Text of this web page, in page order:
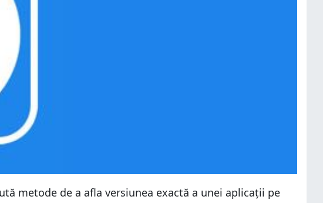
metode de a afla versiunea exactă a unei aplicații pe